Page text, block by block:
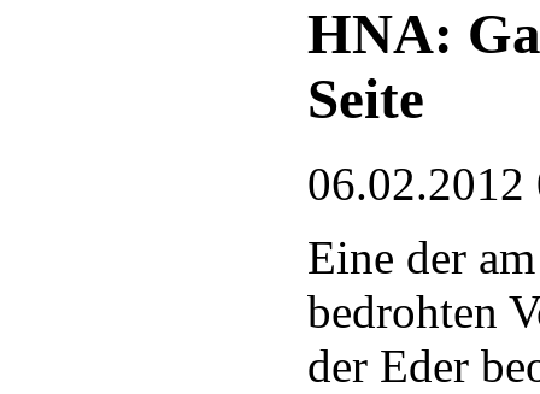
HNA:
Seite
06.02.2012
Eine der
bedrohten
der Eder